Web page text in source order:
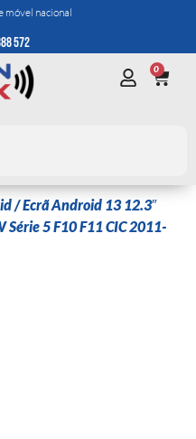
móvel nacional
572
0
/ Ecrã Android 13 12.3″
Série 5 F10 F11 CIC 2011-